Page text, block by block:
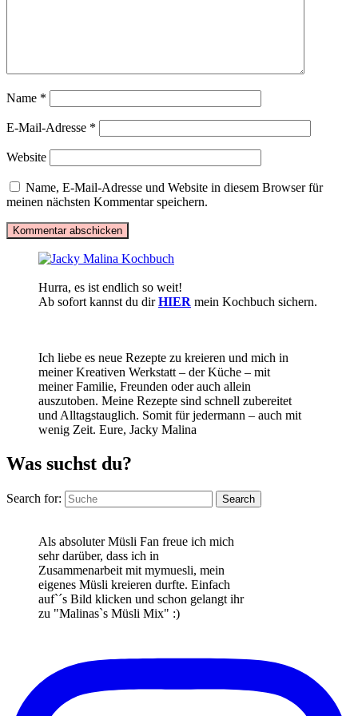
Name *
E-Mail-Adresse *
Website
Name, E-Mail-Adresse und Website in diesem Browser für
meinen nächsten Kommentar speichern.
Hurra, es ist endlich so weit!
Ab sofort kannst du dirHIER mein Kochbuch sichern.
Ich liebe es neue Rezepte zu kreieren und mich in
meiner Kreativen Werkstatt – der Küche – mit
meiner Familie, Freunden oder auch allein
auszutoben. Meine Rezepte sind schnell zubereitet
und Alltagstauglich. Somit für jedermann – auch mit
wenig Zeit. Eure, Jacky Malina
Was suchst du?
Search for: Search
Als absoluter Müsli Fan freue ich mich
sehr darüber, dass ich in
Zusammenarbeit mit mymuesli, mein
eigenes Müsli kreieren durfte. Einfach
auf`´s Bild klicken und schon gelangt ihr
zu "Malinas`s Müsli Mix" :)